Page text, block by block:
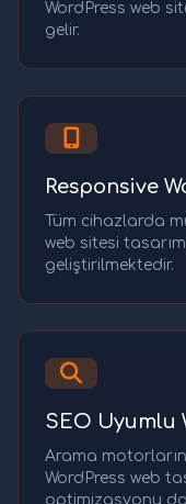
WordPress web
gelir.
Responsive
Tüm cihazlarda
web sitesi
geliştirilmektedir.
SEO Uyumlu
Arama
WordPress web
optimizasyonu